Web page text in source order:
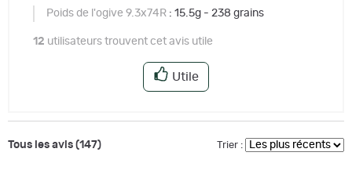
Poids de l'ogive 9.3x74R : 15.5g - 238 grains
12 utilisateurs trouvent cet avis utile
Utile
Tous les avis (147) Trier :